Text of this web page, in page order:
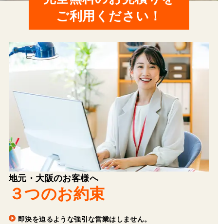
ご利用ください！
地元・大阪のお客様へ
３つのお約束
即決を迫るような強引な営業はしません。